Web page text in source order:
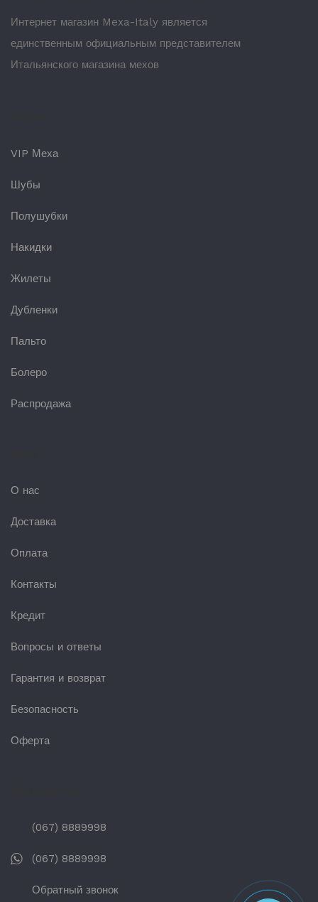
Интернет магазин Mexa-Italy является
единственным официальным представителем
Итальянского магазина мехов
VIP Меха
Шубы
Полушубки
Накидки
Жилеты
Дубленки
Пальто
Болеро
Распродажа
О нас
Доставка
Оплата
Контакты
Кредит
Вопросы и ответы
Гарантия и возврат
Безопасность
Оферта
(067) 8889998
(067) 8889998
Обратный звонок